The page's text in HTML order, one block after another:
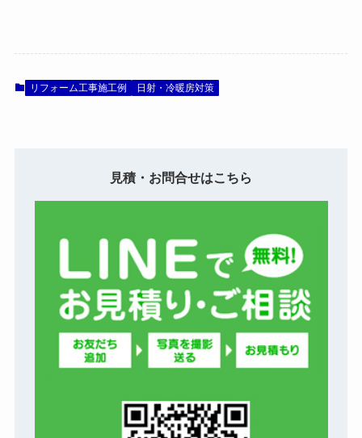
リフォーム工事施工例 日射・冷暖房対策
見積・お問合せはこちら